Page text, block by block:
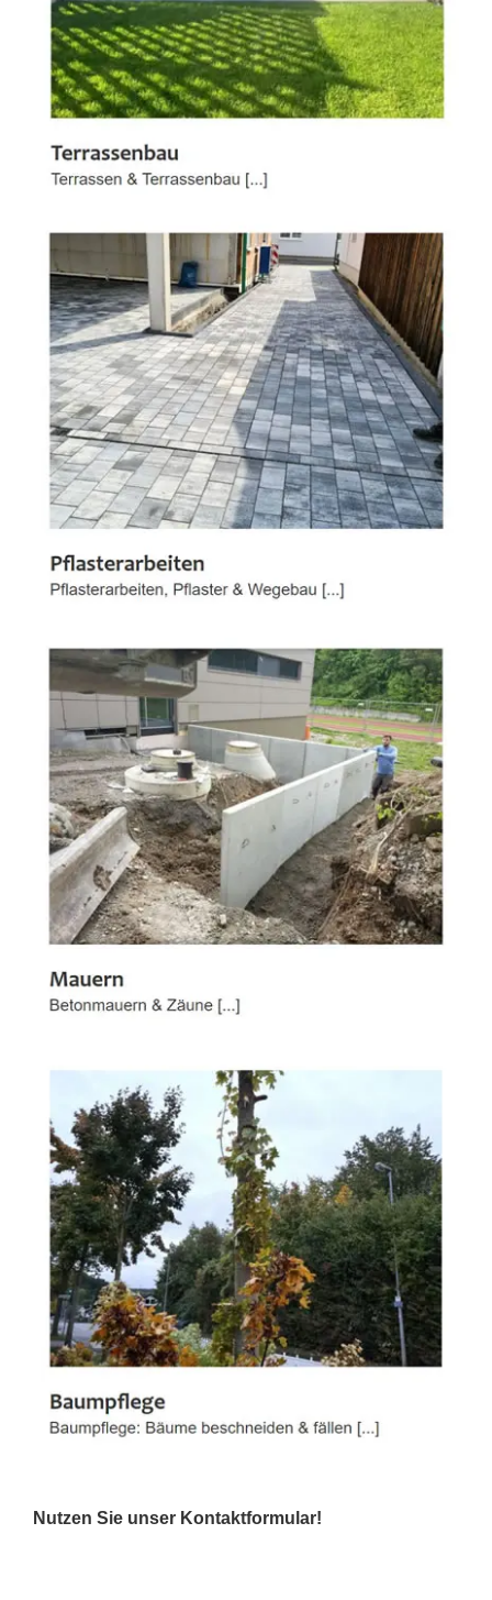
Nutzen Sie unser Kontaktformular!